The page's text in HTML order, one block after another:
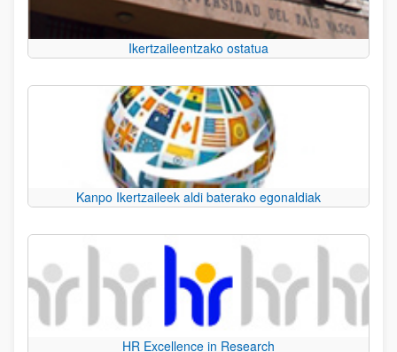
Ikertzaileentzako ostatua
Kanpo Ikertzaileek aldi baterako egonaldiak
HR Excellence in Research